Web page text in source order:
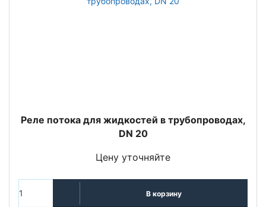
Реле потока для жидкостей в трубопроводах,
DN 20
Цену уточняйте
В корзину